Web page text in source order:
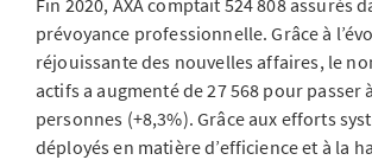
Fin 2020, AXA comptait 524 808 assurés
prévoyance professionnelle. Grâce à
réjouissante des nouvelles affaires, le
actifs a augmenté de 27 568 pour passer
personnes (+8,3%). Grâce aux efforts
déployés en matière d’efficience et à la